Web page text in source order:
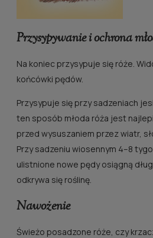
Przysypywanie i ochrona
Na koniec przysypuje się róże.
końcówki pędów.
Przysypuje się przy sadzeniach
ten sposób młoda róża jest
przed wysuszaniem przez wiatr,
Przy sadzeniu wiosennym 4–8
ulistnione nowe pędy osiągną
odkrywa się roślinę.
Nawożenie
Świeżo posadzone róże, czy